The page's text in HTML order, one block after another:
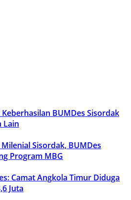
BUMDes Sisordak
Lain
Sisordak, BUMDes
Program MBG
Camat Angkola Timur Diduga
Juta